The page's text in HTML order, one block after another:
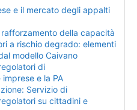
e il mercato degli appalti
della capacità
a rischio degrado: elementi
modello Caivano
di
e la PA
Servizio di
su cittadini e